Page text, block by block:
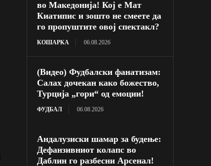
во Македонија! Кој е Мат
Киатипис и зошто не смеете да
го пропуштите овој спектакл?
КОШАРКА 06.08.2026
(Видео) Фудбалски фанатизам:
Салах дочекан како божество,
Турција „гори“ од емоции!
ФУДБАЛ 06.08.2026
Андалузиски шамар за будење:
Дефанзивниот колапс во
Даблин го разбесни Арсенал!